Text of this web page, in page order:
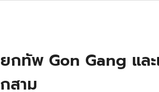
กทัพ Gon Gang แล
สาม